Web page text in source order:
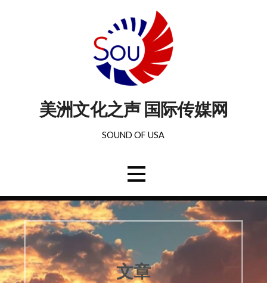
美洲文化之声 国际传媒网
SOUND OF USA
文章